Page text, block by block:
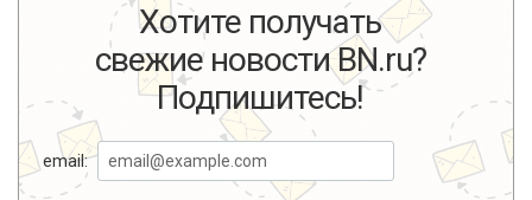
Хотите получать
свежие новости BN.ru?
Подпишитесь!
email: